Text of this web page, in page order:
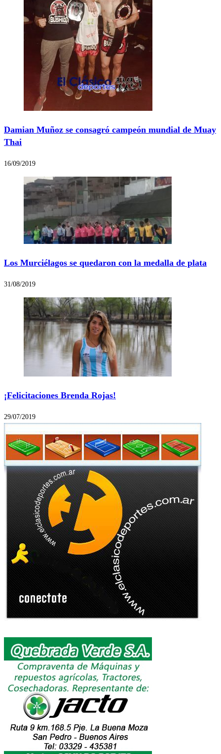
Damian Muñoz se consagró campeón mundial de Muay
Thai
16/09/2019
Los Murciélagos se quedaron con la medalla de plata
31/08/2019
¡Felicitaciones Brenda Rojas!
29/07/2019